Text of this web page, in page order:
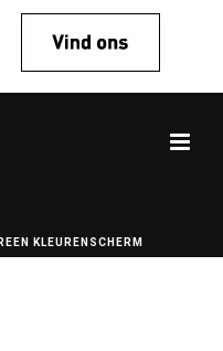
KLEURENSCHERM